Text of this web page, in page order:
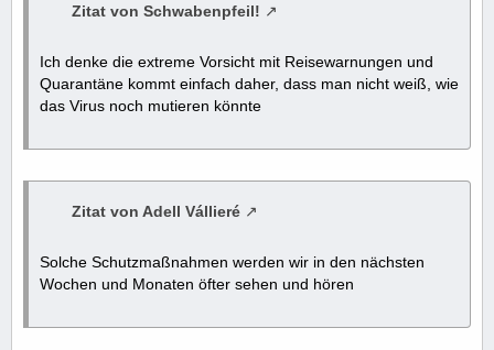
Zitat von Schwabenpfeil!
Ich denke die extreme Vorsicht mit Reisewarnungen und
Quarantäne kommt einfach daher, dass man nicht weiß, wie
das Virus noch mutieren könnte
Zitat von Adell Vállieré
Solche Schutzmaßnahmen werden wir in den nächsten
Wochen und Monaten öfter sehen und hören